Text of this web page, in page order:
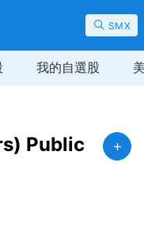
SMX
我的自選股
Public